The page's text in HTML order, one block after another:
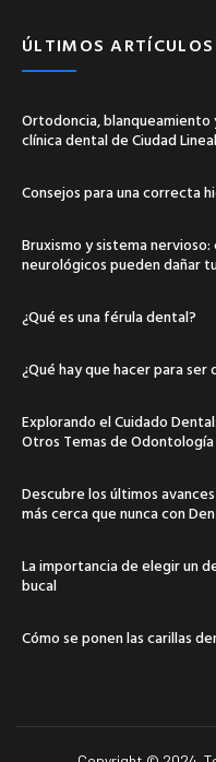
ÚLTIMOS ARTÍCULOS
Ortodoncia, blanqueamiento
clínica dental de Ciudad Lineal
Consejos para una correcta
Bruxismo y sistema
neurológicos pueden dañar
¿Qué es una férula dental?
¿Qué hay que hacer para
Explorando el Cuidado
Otros Temas de Odontología
Descubre los últimos
más cerca que nunca con
La importancia de elegir un
bucal
Cómo se ponen las carillas